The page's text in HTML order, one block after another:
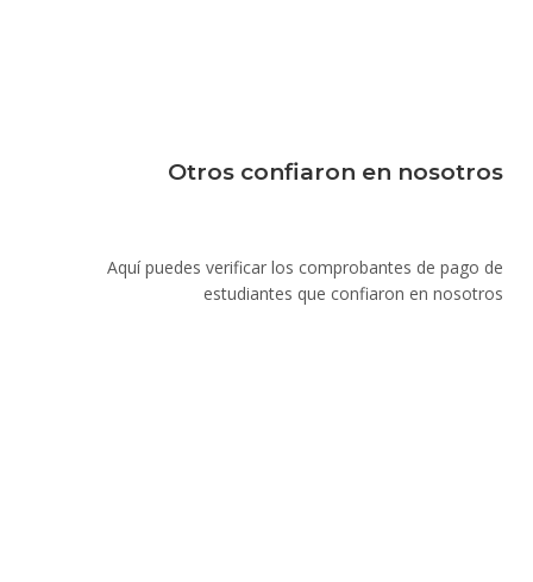
Otros confiaron en nosotros
Aquí puedes verificar los comprobantes de pago de
estudiantes que confiaron en nosotros